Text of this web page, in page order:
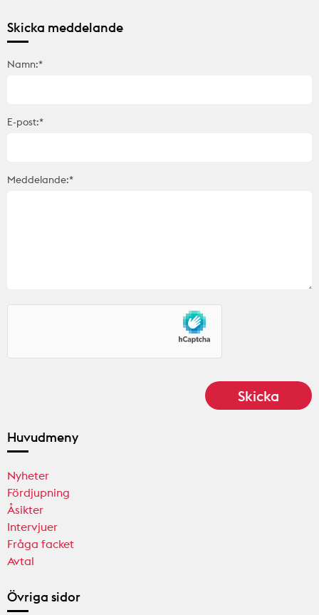
Skicka meddelande
Namn:*
E-post:*
Meddelande:*
Huvudmeny
Nyheter
Fördjupning
Åsikter
Intervjuer
Fråga facket
Avtal
Övriga sidor